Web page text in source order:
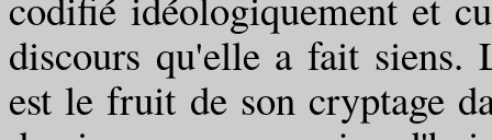
discours qu'elle a fait
est le fruit de son cryptage